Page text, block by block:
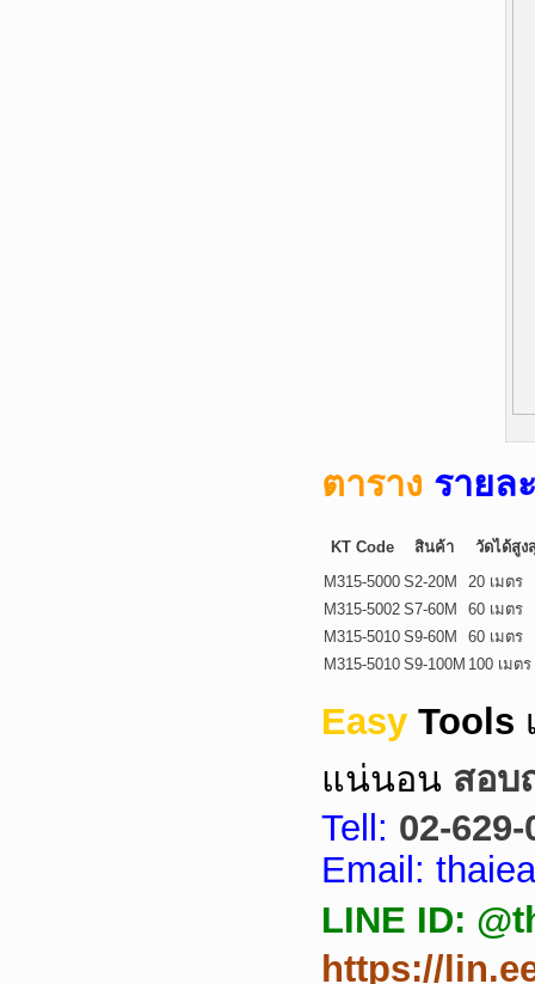
ตาราง รายล
KT Code สินค้า
วัดได้สูง
M315-5000 S2-20M
20 เมตร
M315-5002 S7-60M
60 เมตร
M315-5010 S9-60M
60 เมตร
M315-5010 S9-100M 100 เมตร
Easy Tools
แน่นอน สอบ
Tell: 02-629-
Email:
LINE ID:
https://